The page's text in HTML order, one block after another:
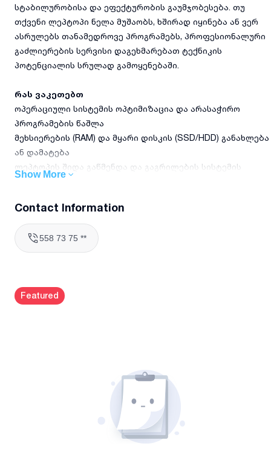
სტაბილურობისა და ეფექტურობის გაუმჯობესება. თუ
თქვენი ლეპტოპი ნელა მუშაობს, ხშირად იყინება ან ვერ
ასრულებს თანამედროვე პროგრამებს, პროფესიონალური
გაძლიერების სერვისი დაგეხმარებათ ტექნიკის
პოტენციალის სრულად გამოყენებაში.
რას ვაკეთებთ
ოპერაციული სისტემის ოპტიმიზაცია და არასაჭირო
პროგრამების წაშლა
მეხსიერების (RAM) და მყარი დისკის (SSD/HDD) განახლება
ან დამატება
ლეპტოპის შიდა გაწმენდა და გაგრილების სისტემის
გაუმჯობესება
უზრუნველყოფის განახლება
ვირუსებისა და მავნე პროგრამების მოცილება
სისტემური ტესტირება და მუშაობის საბოლოო შემოწმება
სერვისში
სამუშაოს დასრულების შემდეგ გარანტირებული შედეგი
დეტალური კონსულტაცია და რეკომენდაციები მომავალი
მომსახურების არეალი და ხელმისაწვდომობა
სერვისი ხელმისაწვდომია თბილისში ადგილზე
Show More
Contact Information
558 73 75 **
Featured